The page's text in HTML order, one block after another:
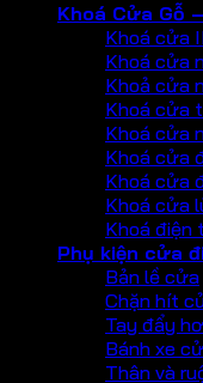
Khoá Cửa Gỗ
Khoá cửa
Khoá cửa
Khoả cửa
Khoá cửa
Khoá cửa
Khoá cửa
Khoá cửa
Khoá cửa
Khoá điện
Phụ kiện cửa
Bản lề cửa
Chặn hít
Tay đẩy
Bánh xe
Thân và